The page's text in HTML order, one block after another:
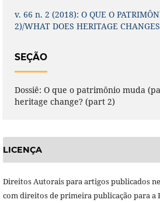
v. 66 n. 2 (2018): O QUE O
2)/WHAT DOES HERITAGE
SEÇÃO
Dossiê: O que o patrimônio muda
heritage change? (part 2)
LICENÇA
Direitos Autorais para artigos publicados
com direitos de primeira publicação para a